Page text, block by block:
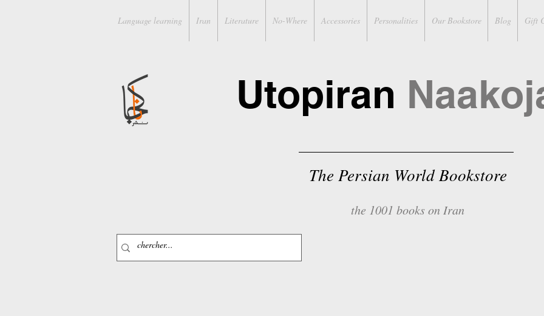
Language learning Iran Literature No-Where Accessories Personalities Our Bookstore Blog Gift
Utopiran
The Persian World Bookstore
the 1001 books on Iran